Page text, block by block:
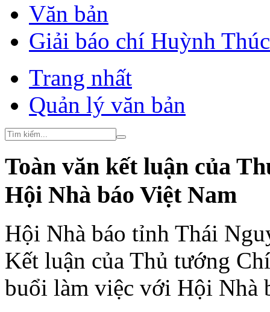
Văn bản
Giải báo chí Huỳnh
Trang nhất
Quản lý văn bản
Toàn văn kết luận của
Hội Nhà báo Việt Nam
Hội Nhà báo tỉnh Thái
Kết luận của Thủ tướng
buổi làm việc với Hội Nhà